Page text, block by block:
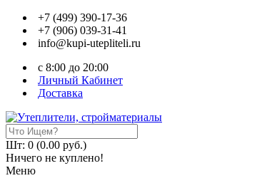
+7 (499) 390-17-36
+7 (906) 039-31-41
info@kupi-utepliteli.ru
c 8:00 до 20:00
Личный Кабинет
Доставка
Шт: 0 (0.00 руб.)
Ничего не куплено!
Меню